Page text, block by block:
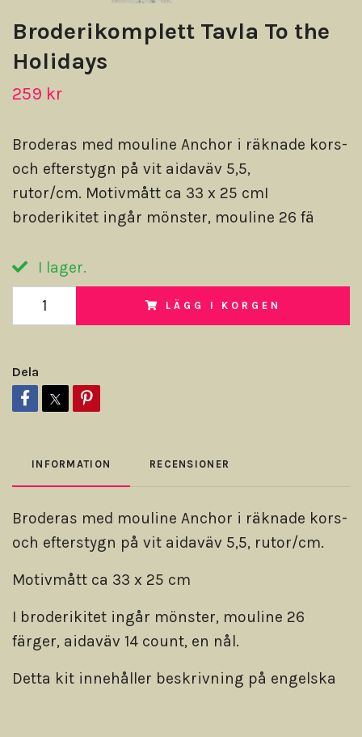
Broderikomplett Tavla To the
Holidays
259 kr
Broderas med mouline Anchor i räknade kors-
och efterstygn på vit aidaväv 5,5,
rutor/cm. Motivmått ca 33 x 25 cmI
broderikitet ingår mönster, mouline 26 fä
I lager.
LÄGG I KORGEN
Dela
INFORMATION RECENSIONER
Broderas med mouline Anchor i räknade kors-
och efterstygn på vit aidaväv 5,5, rutor/cm.
Motivmått ca 33 x 25 cm
I broderikitet ingår mönster, mouline 26
färger, aidaväv 14 count, en nål.
Detta kit innehåller beskrivning på engelska